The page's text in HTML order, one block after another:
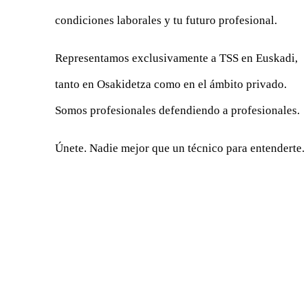
condiciones laborales y tu futuro profesional.
Representamos exclusivamente a TSS en Euskadi,
tanto en Osakidetza como en el ámbito privado.
Somos profesionales defendiendo a profesionales.
Únete. Nadie mejor que un técnico para entenderte.